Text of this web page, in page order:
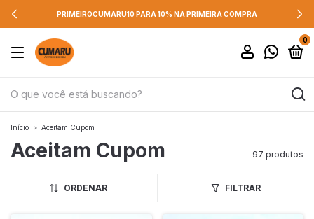
FRETE GRÁTIS A PARTIR DE R$ 350 PARA SP
0
Início > Aceitam Cupom
Aceitam Cupom 97 produtos
ORDENAR FILTRAR